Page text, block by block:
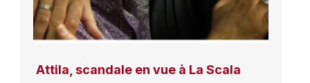
Attila, scandale en vue à La Scala